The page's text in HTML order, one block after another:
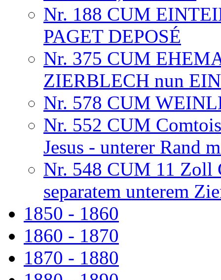
Nr. 188 CUM
PAGET DEPOSÉ
Nr. 375 CUM
ZIERBLECH nun
Nr. 578 CUM
Nr. 552 CUM
Jesus - unterer Rand
Nr. 548 CUM 11 Zoll
separatem unterem
1850 - 1860
1860 - 1870
1870 - 1880